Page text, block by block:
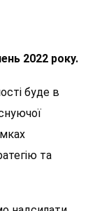
2022 року.
буде в
та